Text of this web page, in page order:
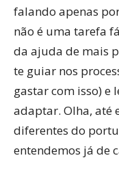
falando apenas
não é uma tarefa
da ajuda de mais
te guiar nos
gastar com isso) e
adaptar. Olha, até
diferentes do
entendemos já de